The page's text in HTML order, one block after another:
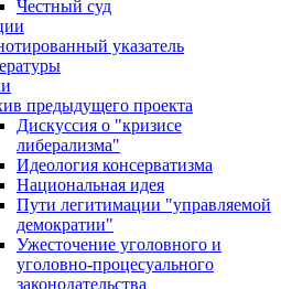
Честный суд
указатель
предыдущего проекта
Дискуссия о "кризисе
либерализма"
Идеология консерватизма
Национальная идея
Пути легитимации "управляемой
демократии"
Ужесточение уголовного и
уголовно-процесуального
законодательства